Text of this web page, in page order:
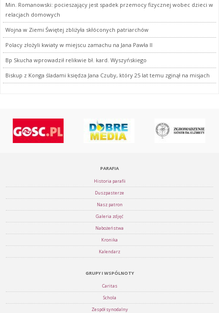
Min. Romanowski: pocieszający jest spadek przemocy fizycznej wobec dzieci w
relacjach domowych
Wojna w Ziemi Świętej zbliżyła skłóconych patriarchów
Polacy złożyli kwiaty w miejscu zamachu na Jana Pawła II
Bp Skucha wprowadził relikwie bł. kard. Wyszyńskiego
Biskup z Konga śladami księdza Jana Czuby, który 25 lat temu zginął na misjach
PARAFIA
Historia parafii
Duszpasterze
Nasz patron
Galeria zdjęć
Nabożeństwa
Kronika
Kalendarz
GRUPY I WSPÓLNOTY
Caritas
Schola
Zespół synodalny